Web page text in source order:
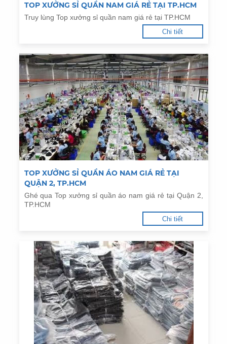
TOP XƯỞNG SỈ QUẦN NAM GIÁ RẺ TẠI TP.HCM
Truy lùng Top xưởng sỉ quần nam giá rẻ tại TP.HCM
Chi tiết
TOP XƯỞNG SỈ QUẦN ÁO NAM GIÁ RẺ TẠI
QUẬN 2, TP.HCM
Ghé qua Top xưởng sỉ quần áo nam giá rẻ tại Quận 2,
TP.HCM
Chi tiết